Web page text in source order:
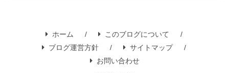
ホーム
このブログについて
ブログ運営方針
サイトマップ
お問い合わせ